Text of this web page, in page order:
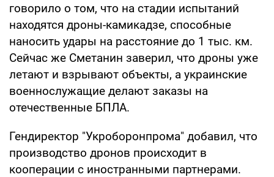
говорило о том, что на стадии испытаний
находятся дроны-камикадзе, способные
наносить удары на расстояние до 1 тыс. км.
Сейчас же Сметанин заверил, что дроны уже
летают и взрывают объекты, а украинские
военнослужащие делают заказы на
отечественные БПЛА.
Гендиректор "Укроборонпрома" добавил, что
производство дронов происходит в
кооперации с иностранными партнерами.